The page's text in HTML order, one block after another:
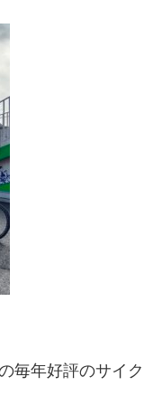
毎年好評のサイ